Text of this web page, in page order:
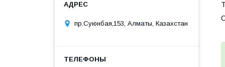
пр.Суюнбая,153, Алматы, Казахстан